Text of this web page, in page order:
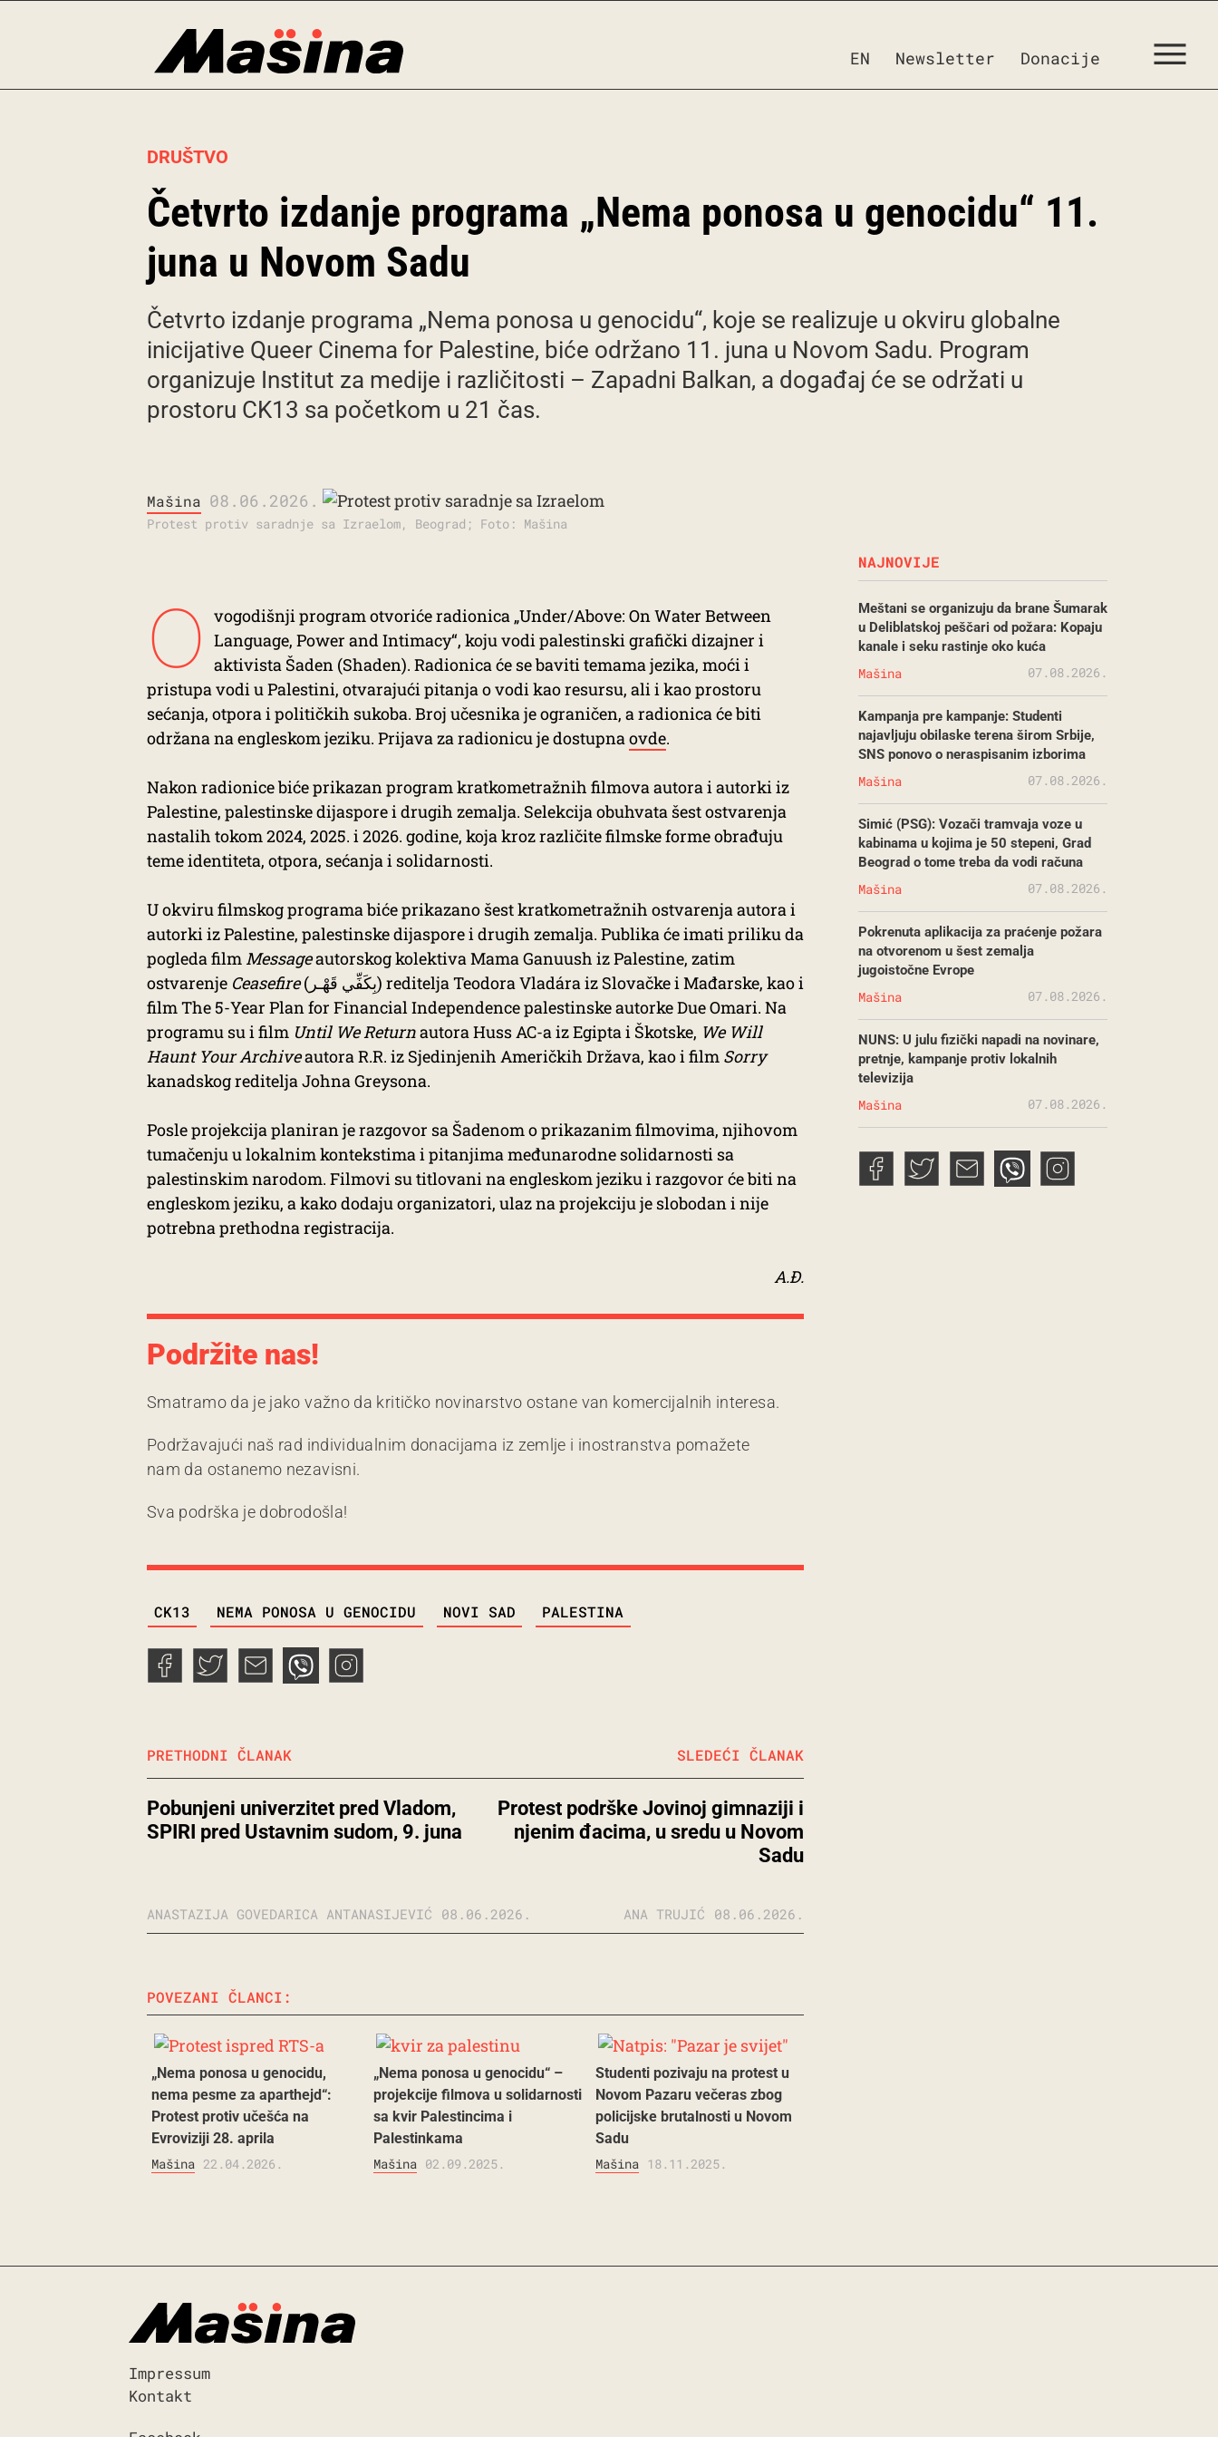
EN Newsletter Donacije
DRUŠTVO
Četvrto izdanje programa „Nema ponosa u genocidu“ 11.
juna u Novom Sadu
Četvrto izdanje programa „Nema ponosa u genocidu“, koje se realizuje u okviru globalne
inicijative Queer Cinema for Palestine, biće održano 11. juna u Novom Sadu. Program
organizuje Institut za medije i različitosti – Zapadni Balkan, a događaj će se održati u
prostoru CK13 sa početkom u 21 čas.
Mašina 08.06.2026.
Protest protiv saradnje sa Izraelom, Beograd; Foto: Mašina
O vogodišnji program otvoriće radionica „Under/Above: On Water Between
Language, Power and Intimacy“, koju vodi palestinski grafički dizajner i
aktivista Šaden (Shaden). Radionica će se baviti temama jezika, moći i
pristupa vodi u Palestini, otvarajući pitanja o vodi kao resursu, ali i kao prostoru
sećanja, otpora i političkih sukoba. Broj učesnika je ograničen, a radionica će biti
održana na engleskom jeziku. Prijava za radionicu je dostupnaovde.
Nakon radionice biće prikazan program kratkometražnih filmova autora i autorki iz
Palestine, palestinske dijaspore i drugih zemalja. Selekcija obuhvata šest ostvarenja
nastalih tokom 2024, 2025. i 2026. godine, koja kroz različite filmske forme obrađuju
teme identiteta, otpora, sećanja i solidarnosti.
U okviru filmskog programa biće prikazano šest kratkometražnih ostvarenja autora i
autorki iz Palestine, palestinske dijaspore i drugih zemalja. Publika će imati priliku da
pogleda film Messageautorskog kolektiva Mama Ganuush iz Palestine, zatim
ostvarenje Ceasefire(بِكَفِّي قَهْـر) reditelja Teodora Vladára iz Slovačke i Mađarske, kao i
film The 5-Year Plan for Financial Independence palestinske autorke Due Omari. Na
programu su i film Until We Returnautora Huss AC-a iz Egipta i Škotske, We Will
Haunt Your Archiveautora R.R. iz Sjedinjenih Američkih Država, kao i film Sorry
kanadskog reditelja Johna Greysona.
Posle projekcija planiran je razgovor sa Šadenom o prikazanim filmovima, njihovom
tumačenju u lokalnim kontekstima i pitanjima međunarodne solidarnosti sa
palestinskim narodom. Filmovi su titlovani na engleskom jeziku i razgovor će biti na
engleskom jeziku, a kako dodaju organizatori, ulaz na projekciju je slobodan i nije
potrebna prethodna registracija.
A.Đ.
Podržite nas!
Smatramo da je jako važno da kritičko novinarstvo ostane van komercijalnih interesa.
Podržavajući naš rad individualnim donacijama iz zemlje i inostranstva pomažete
nam da ostanemo nezavisni.
Sva podrška je dobrodošla!
CK13 NEMA PONOSA U GENOCIDU NOVI SAD PALESTINA
PRETHODNI ČLANAK
Pobunjeni univerzitet pred Vladom,
SPIRI pred Ustavnim sudom, 9. juna
ANASTAZIJA GOVEDARICA ANTANASIJEVIĆ 08.06.2026.
Protest podrške Jovinoj gimnaziji i
njenim đacima, u sredu u Novom
Sadu
SLEDEĆI ČLANAK
ANA TRUJIĆ 08.06.2026.
POVEZANI ČLANCI:
„Nema ponosa u genocidu,
nema pesme za aparthejd“:
Protest protiv učešća na
Evroviziji 28. aprila
Mašina 22.04.2026.
„Nema ponosa u genocidu“ –
projekcije filmova u solidarnosti
sa kvir Palestincima i
Palestinkama
Mašina 02.09.2025.
Studenti pozivaju na protest u
Novom Pazaru večeras zbog
policijske brutalnosti u Novom
Sadu
Mašina 18.11.2025.
NAJNOVIJE
Meštani se organizuju da brane Šumarak
u Deliblatskoj peščari od požara: Kopaju
kanale i seku rastinje oko kuća
Mašina 07.08.2026.
Kampanja pre kampanje: Studenti
najavljuju obilaske terena širom Srbije,
SNS ponovo o neraspisanim izborima
Mašina 07.08.2026.
Simić (PSG): Vozači tramvaja voze u
kabinama u kojima je 50 stepeni, Grad
Beograd o tome treba da vodi računa
Mašina 07.08.2026.
Pokrenuta aplikacija za praćenje požara
na otvorenom u šest zemalja
jugoistočne Evrope
Mašina 07.08.2026.
NUNS: U julu fizički napadi na novinare,
pretnje, kampanje protiv lokalnih
televizija
Mašina 07.08.2026.
Impressum
Kontakt